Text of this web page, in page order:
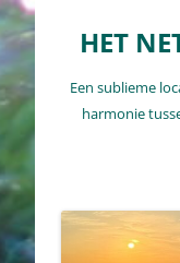
inhoud
HET
Een sublieme
harmonie